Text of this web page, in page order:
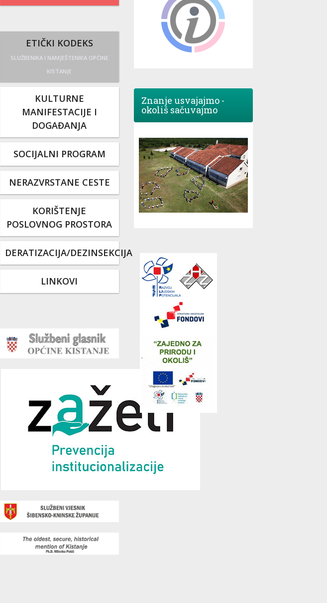
ETIČKI KODEKS
SLUŽBENIKA I NAMJEŠTENIKA OPĆINE
KISTANJE
KULTURNE
MANIFESTACIJE I
DOGAĐANJA
SOCIJALNI PROGRAM
NERAZVRSTANE CESTE
KORIŠTENJE
POSLOVNOG PROSTORA
DERATIZACIJA/DEZINSEKCIJA
LINKOVI
Znanje usvajajmo -
okoliš sačuvajmo